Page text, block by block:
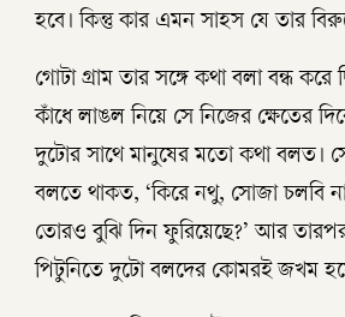
হবে। কিন্তু কার এমন সাহস যে তার
গোটা গ্রাম তার সঙ্গে কথা বলা বন্ধ
কাঁধে লাঙল নিয়ে সে নিজের ক্ষেতের
দুটোর সাথে মানুষের মতো কথা বলত।
বলতে থাকত, ‘কিরে নথু, সোজা চলবি
তোরও বুঝি দিন ফুরিয়েছে?’ আর
পিটুনিতে দুটো বলদের কোমরই জখম